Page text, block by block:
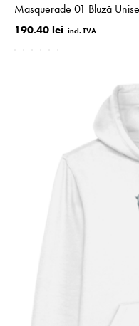
Masquerade 01 Bluză
190.40 lei